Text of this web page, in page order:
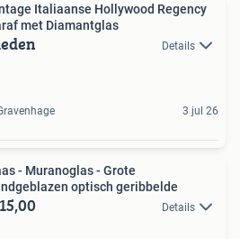
Italiaanse Hollywood Regency
met Diamantglas
Details
3 jul 26
- Muranoglas - Grote
optisch geribbelde
Details